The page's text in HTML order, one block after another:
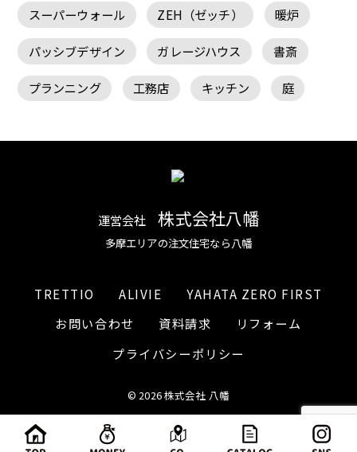
スーパーウォール ZEH（ゼッチ） 暖炉
パッシブデザイン ガレージハウス 書斎
プランニング 工務店 キッチン 庭
運営会社 株式会社八幡
多摩エリアの注文住宅なら八幡
TRETTIO ALIVIE
YAHATA ZERO FIRST
お問い合わせ
資料請求
リフォーム
プライバシーポリシー
© 2026 株式会社 八幡